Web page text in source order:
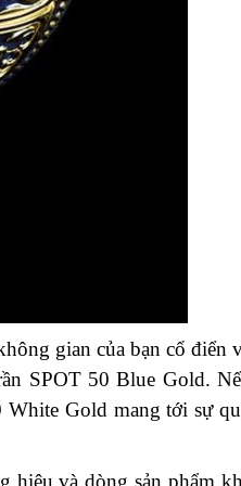
gian của bạn cổ điển
SPOT 50 Blue Gold.
White Gold mang tới sự
hiệu và dòng sản phẩm